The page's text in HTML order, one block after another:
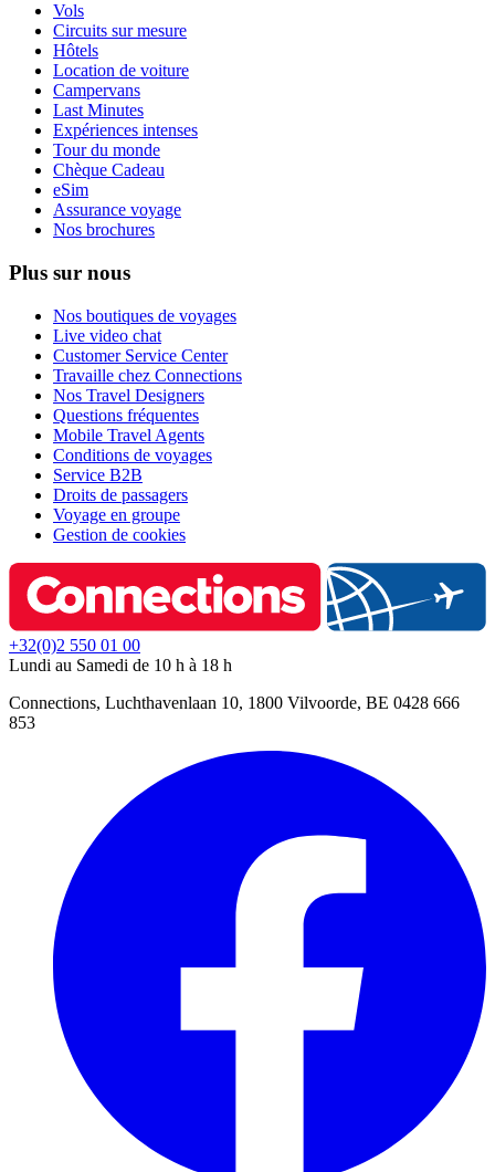
Vols
Circuits sur mesure
Hôtels
Location de voiture
Campervans
Last Minutes
Expériences intenses
Tour du monde
Chèque Cadeau
eSim
Assurance voyage
Nos brochures
Plus sur nous
Nos boutiques de voyages
Live video chat
Customer Service Center
Travaille chez Connections
Nos Travel Designers
Questions fréquentes
Mobile Travel Agents
Conditions de voyages
Service B2B
Droits de passagers
Voyage en groupe
Gestion de cookies
+32(0)2 550 01 00
Lundi au Samedi de 10 h à 18 h
Connections, Luchthavenlaan 10, 1800 Vilvoorde, BE 0428 666
853